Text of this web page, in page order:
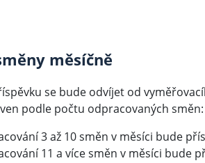
měsíčně
se bude odvíjet od
podle počtu odpracovaných směn:
3 až 10 směn v měsíci bude
11 a více směn v měsíci bude